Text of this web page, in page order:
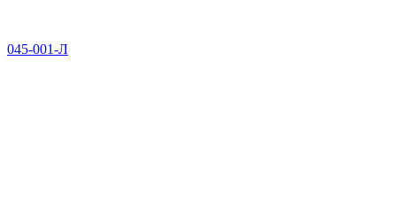
045-001-Л